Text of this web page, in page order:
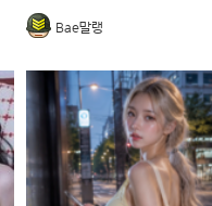
Bae말랭